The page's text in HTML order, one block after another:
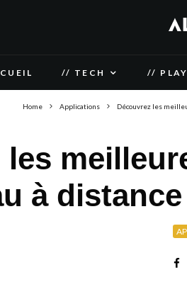
// TECH // PLAY
Home Applications Découvrez les
les
à